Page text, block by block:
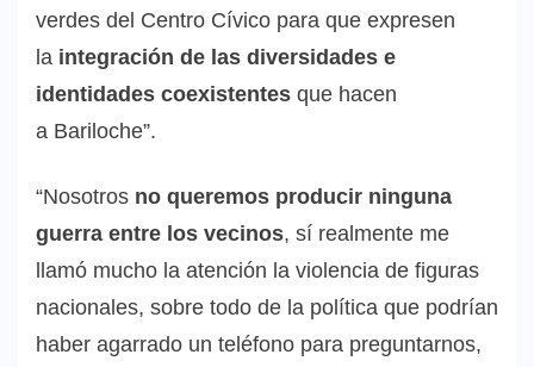
verdes del Centro Cívico para que expresen
la integración de las diversidades e
identidades coexistentes que hacen
a Bariloche”.
“Nosotros no queremos producir ninguna
guerra entre los vecinos, sí realmente me
llamó mucho la atención la violencia de figuras
nacionales, sobre todo de la política que podrían
haber agarrado un teléfono para preguntarnos,